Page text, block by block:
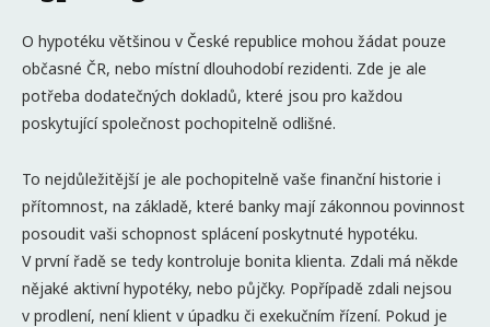
O hypotéku většinou v České republice mohou žádat pouze
občasné ČR, nebo místní dlouhodobí rezidenti. Zde je ale
potřeba dodatečných dokladů, které jsou pro každou
poskytující společnost pochopitelně odlišné.
To nejdůležitější je ale pochopitelně vaše finanční historie i
přítomnost, na základě, které banky mají zákonnou povinnost
posoudit vaši schopnost splácení poskytnuté hypotéku.
V první řadě se tedy kontroluje bonita klienta. Zdali má někde
nějaké aktivní hypotéky, nebo půjčky. Popřípadě zdali nejsou
v prodlení, není klient v úpadku či exekučním řízení. Pokud je